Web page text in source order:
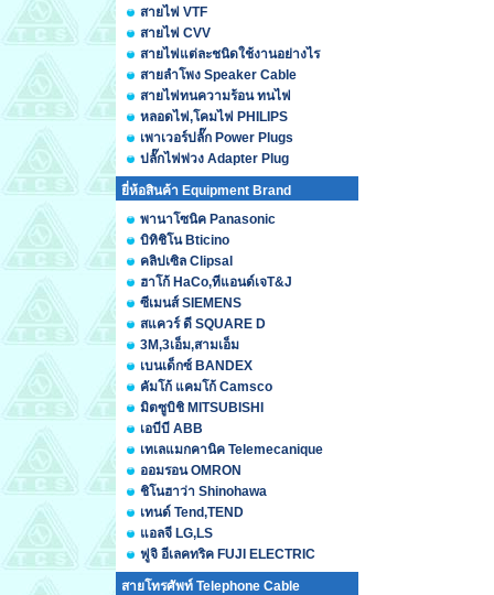
สายไฟ VTF
สายไฟ CVV
สายไฟแต่ละชนิดใช้งานอย่างไร
สายลำโพง Speaker Cable
สายไฟทนความร้อน ทนไฟ
หลอดไฟ,โคมไฟ PHILIPS
เพาเวอร์ปลั๊ก Power Plugs
ปลั๊กไฟพ่วง Adapter Plug
ยี่ห้อสินค้า Equipment Brand
พานาโซนิค Panasonic
บิทิชิโน Bticino
คลิปเซิล Clipsal
ฮาโก้ HaCo,ทีแอนด์เจT&J
ซีเมนส์ SIEMENS
สแควร์ ดี SQUARE D
3M,3เอ็ม,สามเอ็ม
เบนเด็กซ์ BANDEX
คัมโก้ แคมโก้ Camsco
มิตซูบิชิ MITSUBISHI
เอบีบี ABB
เทเลแมกคานิค Telemecanique
ออมรอน OMRON
ชิโนฮาว่า Shinohawa
เทนด์ Tend,TEND
แอลจี LG,LS
ฟูจิ อีเลคทริค FUJI ELECTRIC
สายโทรศัพท์ Telephone Cable